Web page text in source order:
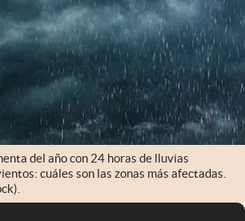
del año con 24 horas de lluvias
cuáles son las zonas más afectadas.